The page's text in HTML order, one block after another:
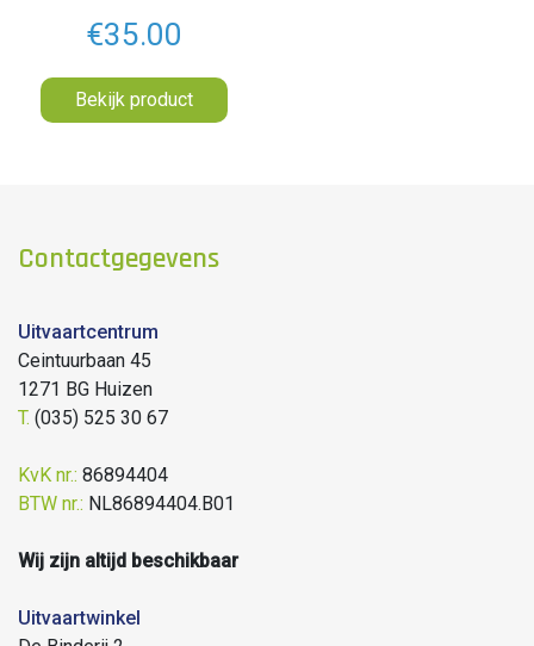
€35.00
Bekijk product
Contactgegevens
Uitvaartcentrum
Ceintuurbaan 45
1271 BG Huizen
T. (035) 525 30 67
KvK nr.: 86894404
BTW nr.: NL86894404.B01
Wij zijn altijd beschikbaar
Uitvaartwinkel